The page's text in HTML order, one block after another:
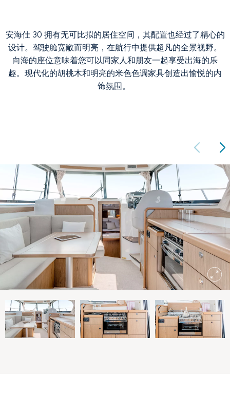
安海仕 30 拥有无可比拟的居住空间，其配置也经过了精心的
设计。驾驶舱宽敞而明亮，在航行中提供超凡的全景视野。
向海的座位意味着您可以同家人和朋友一起享受出海的乐
趣。现代化的胡桃木和明亮的米色色调家具创造出愉悦的内
饰氛围。